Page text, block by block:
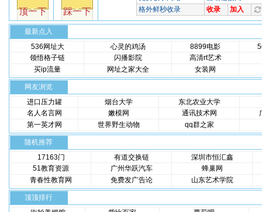
最新点入
536网址大
心灵的鸡汤 8899电影
领悟格子链
闪播影院
高清rt艺术
买ip流量
网址之家大全 女装网
网友浏览
进口压力罐
烟台大学
东北农业大学
名人名言网
嫩模网 通讯技术网
第一英才网
世界野生动物 qq群之家
随机推荐
17163门
有道交换链
深圳市恒汇鑫
51教育资源
广州华跃汽车
蜂巢网
青春性教育网
免费发广告论 山东艺术学院
顶顶排行